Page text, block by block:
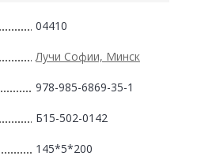
04410
Лучи Софии, Минск
978-985-6869-35-1
Б15-502-0142
145*5*200